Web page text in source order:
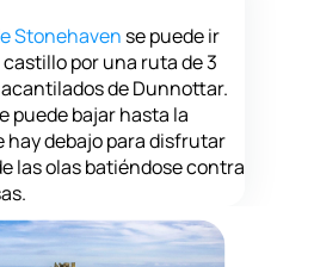
Stonehaven se puede ir
por una ruta de 3
de Dunnottar.
puede bajar hasta la
hay debajo para disfrutar
las olas batiéndose contra